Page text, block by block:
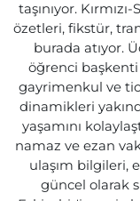
taşınıyor.
özetleri, fikstür,
burada atıyor.
öğrenci
gayrimenkul ve
dinamikleri
yaşamını
namaz ve ezan
ulaşım bilgileri,
güncel olarak